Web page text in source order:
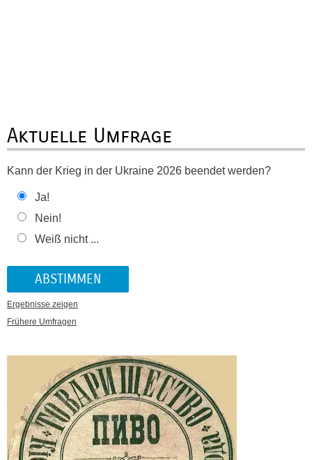
Aktuelle Umfrage
Kann der Krieg in der Ukraine 2026 beendet werden?
Ja!
Nein!
Weiß nicht ...
Ergebnisse zeigen
Frühere Umfragen